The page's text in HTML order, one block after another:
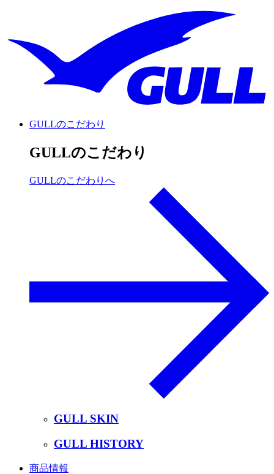
GULLのこだわり
GULLのこだわり
GULLのこだわりへ
GULL SKIN
GULL HISTORY
商品情報